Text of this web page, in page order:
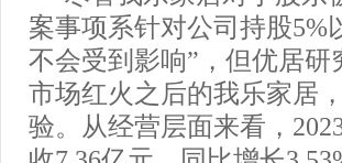
案事项系针对公司持股5%
不会受到影响”，但优居
市场红火之后的我乐家居
验。从经营层面来看，